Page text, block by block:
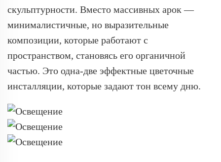
скульптурности. Вместо массивных арок —
минималистичные, но выразительные
композиции, которые работают с
пространством, становясь его органичной
частью. Это одна-две эффектные цветочные
инсталляции, которые задают тон всему дню.